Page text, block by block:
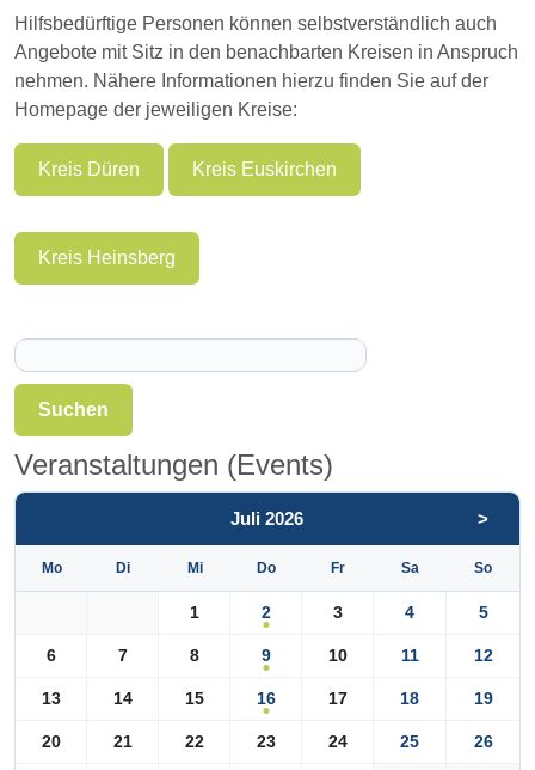
Suchen
Veranstaltungen (Events)
Juli 2026 >
Mo Di Mi Do Fr Sa So
1 2 3 4 5
6 7 8 9 10 11 12
13 14 15 16 17 18 19
20 21 22 23 24 25 26
Hilfsbedürftige Personen können selbstverständlich auch
Angebote mit Sitz in den benachbarten Kreisen in Anspruch
nehmen. Nähere Informationen hierzu finden Sie auf der
Homepage der jeweiligen Kreise:
Kreis Düren Kreis Euskirchen
Kreis Heinsberg